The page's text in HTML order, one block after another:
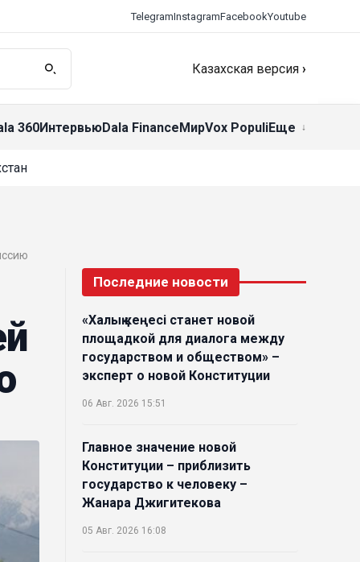
TelegramInstagramFacebookYoutube
Казахская версия ›
360ИнтервьюDala FinanceМирVox PopuliЕще
Последние новости
«Халық кеңесі станет новой
площадкой для диалога между
государством и обществом» –
эксперт о новой Конституции
06 Авг. 2026 15:51
Главное значение новой
Конституции – приблизить
государство к человеку –
Жанара Джигитекова
05 Авг. 2026 16:08